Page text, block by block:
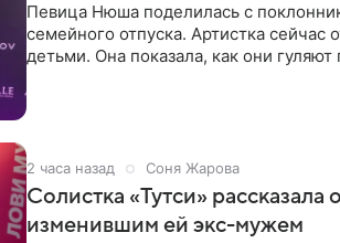
Певица Нюша поделилась с
семейного отпуска. Артистка сейчас
детьми. Она показала, как они
2 часа назад Соня Жарова
Солистка «Тутси»
изменившим ей экс-мужем